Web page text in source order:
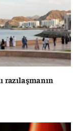
razılaşmanın